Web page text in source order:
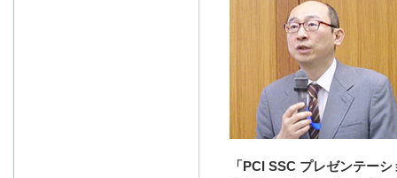
「PCI SSC プレゼンテーシ